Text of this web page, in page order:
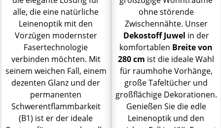
alle, die eine natürliche
Leinenoptik mit den
Vorzügen modernster
Fasertechnologie
verbinden möchten. Mit
seinem weichen Fall, einem
dezenten Glanz und der
permanenten
Schwerentflammbarkeit
(B1) ist er der ideale
ohne störende
Zwischennähte. Unser
Dekostoff Juwel in der
komfortablen Breite von
280 cm ist die ideale Wahl
für raumhohe Vorhänge,
große Tafeltücher und
großflächige Dekorationen.
Genießen Sie die edle
Leinenoptik und den